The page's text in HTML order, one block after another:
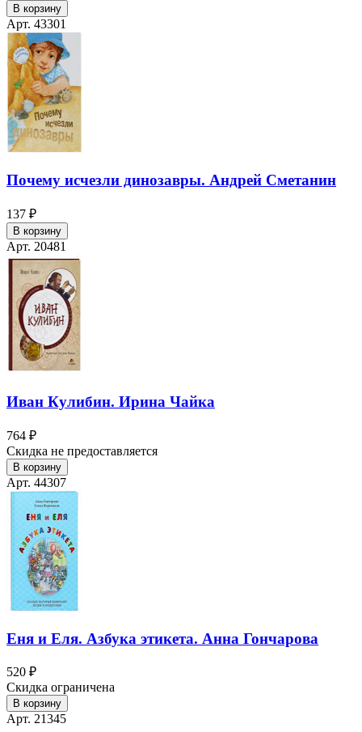
В корзину
Арт. 43301
Почему исчезли динозавры. Андрей Сметанин
137 ₽
В корзину
Арт. 20481
Иван Кулибин. Ирина Чайка
764 ₽
Скидка не предоставляется
В корзину
Арт. 44307
Еня и Еля. Азбука этикета. Анна Гончарова
520 ₽
Скидка ограничена
В корзину
Арт. 21345